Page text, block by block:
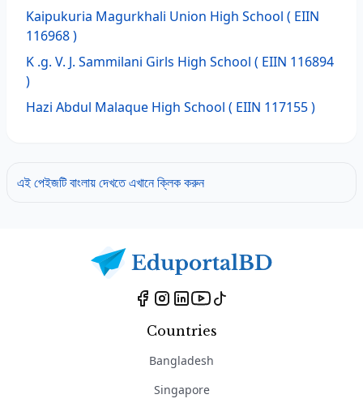
Kaipukuria Magurkhali Union High School ( EIIN
116968 )
K .g. V. J. Sammilani Girls High School ( EIIN 116894
)
Hazi Abdul Malaque High School ( EIIN 117155 )
এই পেইজটি বাংলায় দেখতে এখানে ক্লিক করুন
Countries
Bangladesh
Singapore